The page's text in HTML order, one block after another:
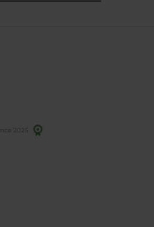
2025